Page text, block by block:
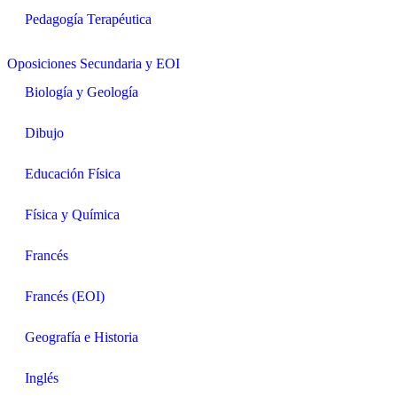
Pedagogía Terapéutica
Oposiciones Secundaria y EOI
Biología y Geología
Dibujo
Educación Física
Física y Química
Francés
Francés (EOI)
Geografía e Historia
Inglés